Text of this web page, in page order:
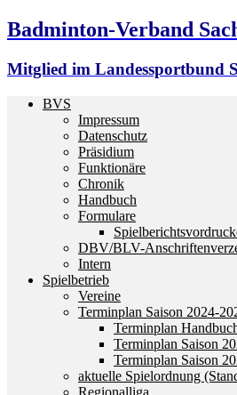
Badminton-Verband
Mitglied im Landessportbund
BVS
Impressum
Datenschutz
Präsidium
Funktionäre
Chronik
Handbuch
Formulare
DBV/BLV-
Intern
Spielbetrieb
Vereine
Terminplan Saison 2024-
Terminplan
Terminplan Saison
Terminplan Saison
aktuelle Spielordnung
Regionalliga